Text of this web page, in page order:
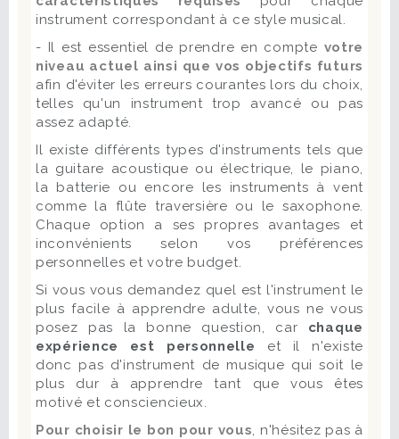
instrument correspondant à ce style musical.
- Il est essentiel de prendre en compte votre
niveau actuel ainsi que vos objectifs futurs
afin d'éviter les erreurs courantes lors du choix,
telles qu'un instrument trop avancé ou pas
assez adapté.
Il existe différents types d'instruments tels que
la guitare acoustique ou électrique, le piano,
la batterie ou encore les instruments à vent
comme la flûte traversière ou le saxophone.
Chaque option a ses propres avantages et
inconvénients selon vos préférences
personnelles et votre budget.
Si vous vous demandez quel est l'instrument le
plus facile à apprendre adulte, vous ne vous
posez pas la bonne question, car chaque
expérience est personnelle et il n'existe
donc pas d'instrument de musique qui soit le
plus dur à apprendre tant que vous êtes
motivé et consciencieux.
Pour choisir le bon pour vous, n'hésitez pas à